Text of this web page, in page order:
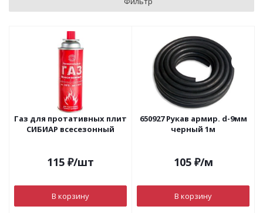
Газ для протативных плит
СИБИАР всесезонный
115 ₽/шт
В корзину
650927 Рукав армир. d-9мм
черный 1м
105₽/м
В корзину